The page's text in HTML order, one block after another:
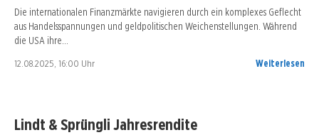
Die internationalen Finanzmärkte navigieren durch ein komplexes Geflecht
aus Handelsspannungen und geldpolitischen Weichenstellungen. Während
die USA ihre…
12.08.2025, 16:00 Uhr Weiterlesen
Lindt & Sprüngli Jahresrendite